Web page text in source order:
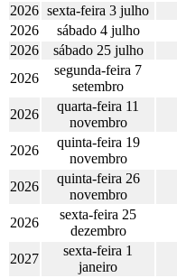
2026 sexta-feira 3 julho
2026
sábado 4 julho
2026
sábado 25 julho
2026
segunda-feira 7
setembro
2026
quarta-feira 11
novembro
2026
quinta-feira 19
novembro
2026
quinta-feira 26
novembro
2026
sexta-feira 25
dezembro
2027
sexta-feira 1
janeiro